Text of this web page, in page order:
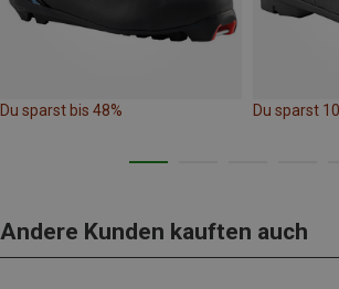
Du sparst bis 48% Du sparst
Andere Kunden kauften auch